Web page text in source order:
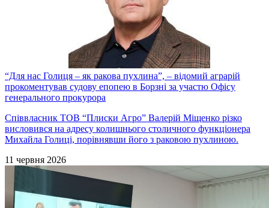
“Для нас Голиця – як ракова пухлина”, – відомий аграрій
прокоментував судову епопею в Борзні за участю Офісу
генерального прокурора
Співвласник ТОВ “Плиски Агро” Валерій Міщенко різко
висловився на адресу колишнього столичного функціонера
Михайла Голиці, порівнявши його з раковою пухлиною.
11 червня 2026